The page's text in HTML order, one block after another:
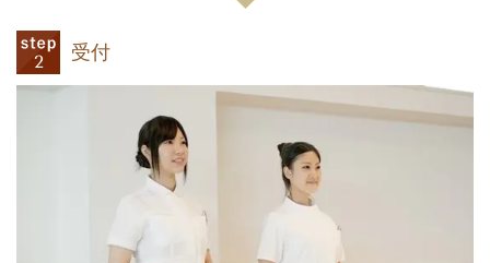
受付